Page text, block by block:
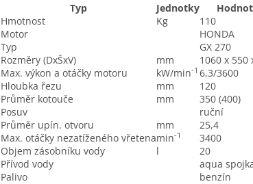
Typ
Jednotky
Hmotnost
Kg
110
Motor
HONDA
Typ
GX 270
Rozměry (DxŠxV)
mm
1060 x 550
Max. výkon a otáčky motoru
kW/min-1 6,3/3600
Hloubka řezu
mm
120
Průměr kotouče
mm
350 (400)
Posuv
ruční
Průměr upín. otvoru
mm
25,4
Max. otáčky nezatíženého vřetenamin-1
3400
Objem zásobníku vody
l
20
Přívod vody
aqua
Palivo
benzín